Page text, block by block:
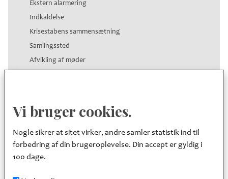
Ekstern alarmering
Indkaldelse
Krisestabens sammensætning
Samlingssted
Afvikling af møder
Strategisk kriseledelse
Informationsindsamling
Vi bruger cookies.
Nogle sikrer at sitet virker, andre samler statistik ind til
forbedring af din brugeroplevelse. Din accept er gyldig i
100 dage.